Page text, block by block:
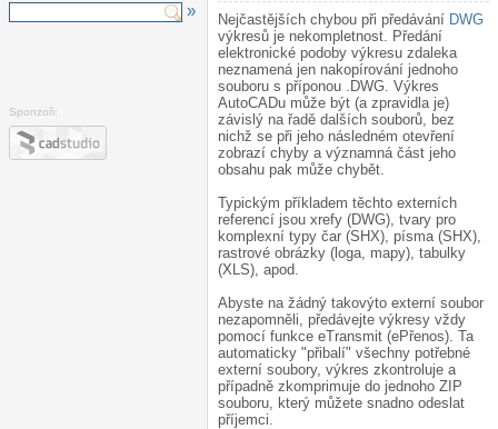
»
Sponzoři:
Nejčastějších chybou při předávání DWG
výkresů je nekompletnost. Předání
elektronické podoby výkresu zdaleka
neznamená jen nakopírování jednoho
souboru s příponou .DWG. Výkres
AutoCADu může být (a zpravidla je)
závislý na řadě dalších souborů, bez
nichž se při jeho následném otevření
zobrazí chyby a významná část jeho
obsahu pak může chybět.
Typickým příkladem těchto externích
referencí jsou xrefy (DWG), tvary pro
komplexní typy čar (SHX), písma (SHX),
rastrové obrázky (loga, mapy), tabulky
(XLS), apod.
Abyste na žádný takovýto externí soubor
nezapomněli, předávejte výkresy vždy
pomocí funkce eTransmit (ePřenos). Ta
automaticky "přibalí" všechny potřebné
externí soubory, výkres zkontroluje a
případně zkomprimuje do jednoho ZIP
souboru, který můžete snadno odeslat
příjemci.